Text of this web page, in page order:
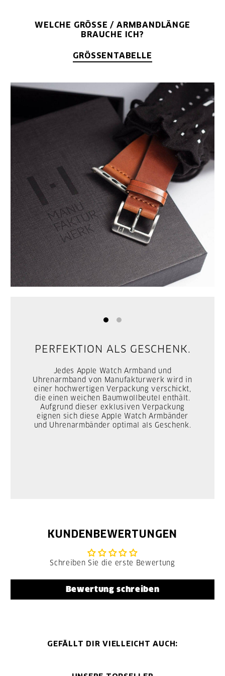
WELCHE GRÖSSE / ARMBANDLÄNGE B
RAUCHE ICH?
GRÖSSENTABELLE
PERFEKTION ALS GESCHENK.
Jedes Apple Watch Armband und
Uhrenarmband von Manufakturwerk wird in
einer hochwertigen Verpackung verschickt,
die einen weichen Baumwollbeutel enthält.
Aufgrund dieser exklusiven Verpackung
eignen sich diese Apple Watch Armbänder
und Uhrenarmbänder optimal als Geschenk.
KUNDENBEWERTUNGEN
Schreiben Sie die erste Bewertung
Bewertung schreiben
GEFÄLLT DIR VIELLEICHT AUCH: